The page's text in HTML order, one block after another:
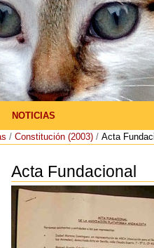
NOTICIAS
/ Constitución (2003) / Acta
Acta Fundacional